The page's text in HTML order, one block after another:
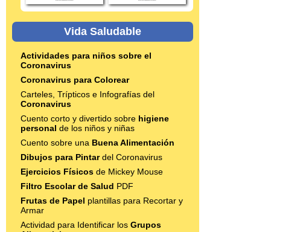
Vida Saludable
Actividades para niños sobre el
Coronavirus
Coronavirus para Colorear
Carteles, Trípticos e Infografías del
Coronavirus
Cuento corto y divertido sobre higiene
personal de los niños y niñas
Cuento sobre una Buena Alimentación
Dibujos para Pintardel Coronavirus
Ejercicios Físicos de Mickey Mouse
Filtro Escolar de Salud PDF
Frutas de Papel plantillas para Recortar y
Armar
Actividad para Identificar los Grupos